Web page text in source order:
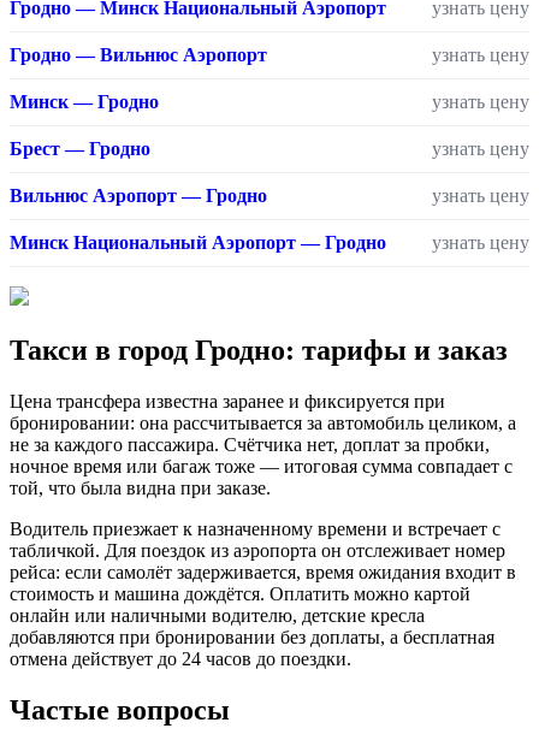
Гродно — Минск Национальный Аэропорт узнать цену
Гродно — Вильнюс Аэропорт узнать цену
Минск — Гродно узнать цену
Брест — Гродно узнать цену
Вильнюс Аэропорт — Гродно узнать цену
Минск Национальный Аэропорт — Гродно узнать цену
Такси в город Гродно: тарифы и заказ
Цена трансфера известна заранее и фиксируется при
бронировании: она рассчитывается за автомобиль целиком, а
не за каждого пассажира. Счётчика нет, доплат за пробки,
ночное время или багаж тоже — итоговая сумма совпадает с
той, что была видна при заказе.
Водитель приезжает к назначенному времени и встречает с
табличкой. Для поездок из аэропорта он отслеживает номер
рейса: если самолёт задерживается, время ожидания входит в
стоимость и машина дождётся. Оплатить можно картой
онлайн или наличными водителю, детские кресла
добавляются при бронировании без доплаты, а бесплатная
отмена действует до 24 часов до поездки.
Частые вопросы